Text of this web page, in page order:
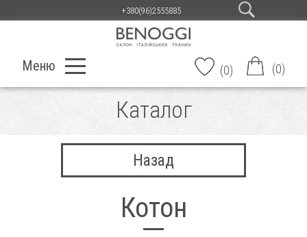
+380(96)2555885
Меню (0) (0)
Каталог
Назад
Котон